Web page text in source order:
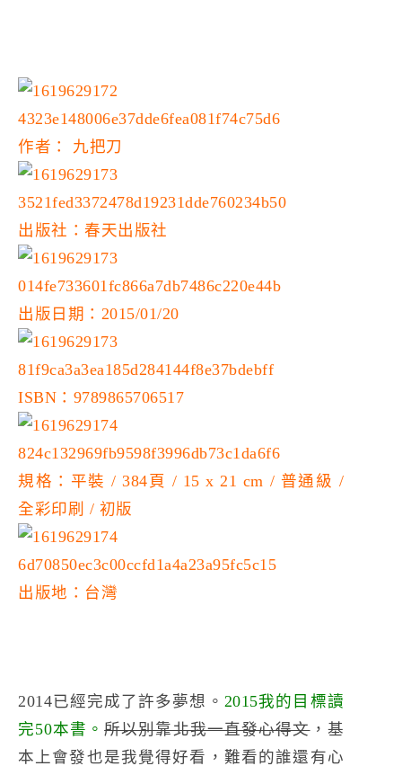
作者： 九把刀
出版社：春天出版社
出版日期：2015/01/20
ISBN：9789865706517
規格：平裝 / 384頁 / 15 x 21 cm / 普通級 /
全彩印刷 / 初版
出版地：台灣
2014已經完成了許多夢想。 2015我的目標讀
完50本書。所以別靠北我一直發心得文，基
本上會發也是我覺得好看，難看的誰還有心